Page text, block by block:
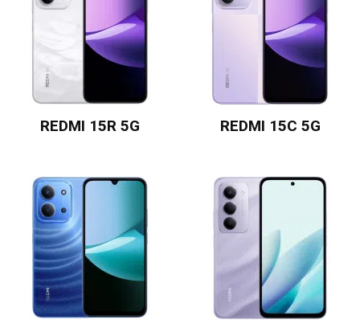
REDMI 15R 5G REDMI 15C 5G